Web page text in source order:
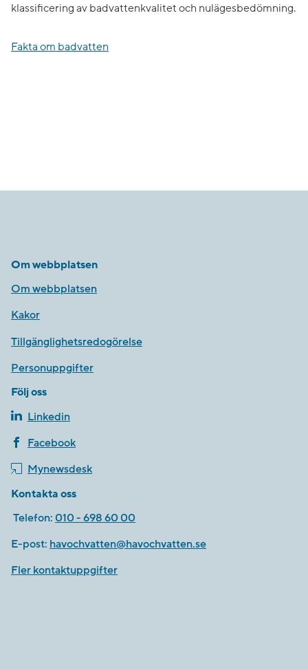
klassificering av badvattenkvalitet och nulägesbedömning.
Fakta om badvatten
Om webbplatsen
Om webbplatsen
Kakor
Tillgänglighetsredogörelse
Personuppgifter
Följ oss
Linkedin
Facebook
Mynewsdesk
Kontakta oss
Telefon: 010 - 698 60 00
E-post: havochvatten@havochvatten.se
Fler kontaktuppgifter